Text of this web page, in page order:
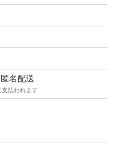
名配送
支払われます